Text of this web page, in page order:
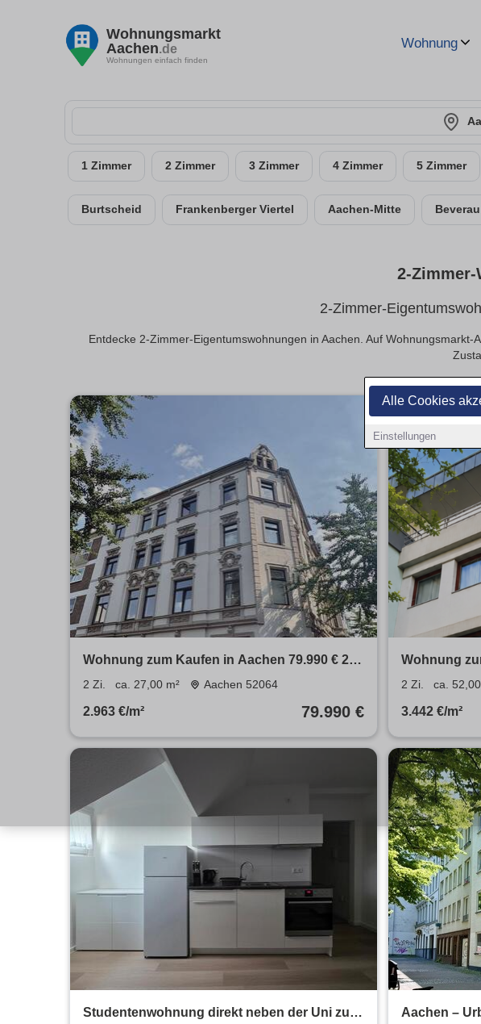
Alle Cookies
Einstellungen
Wohnungsmarkt
Aachen.de
Wohnungen einfach finden
Wohnung
1 Zimmer 2 Zimmer 3 Zimmer 4 Zimmer 5 Zimmer
Burtscheid Frankenberger Viertel Aachen-Mitte Beverau
2-Zimmer-
2-Zimmer-
Entdecke 2-Zimmer-Eigentumswohnungen in Aachen. Auf
Wohnung zum Kaufen in Aachen 79.990 € 27
m²
2 Zi. ca. 27,00 m² Aachen 52064
2.963 €/m² 79.990 €
Wohnung
m²
2 Zi. ca.
3.442 €/m²
Studentenwohnung direkt neben der Uni zu
Aachen –